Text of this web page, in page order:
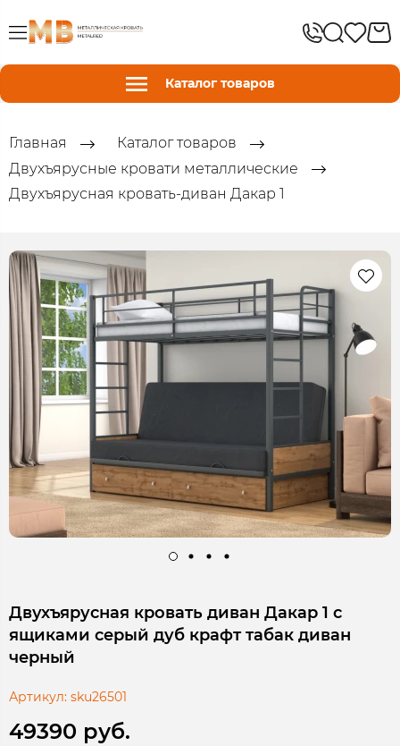
Каталог товаров
Главная
Каталог товаров
Двухъярусные кровати металлические
Двухъярусная кровать-диван Дакар 1
Двухъярусная кровать диван Дакар 1 с
ящиками серый дуб крафт табак диван
черный
Артикул: sku26501
49390 руб.